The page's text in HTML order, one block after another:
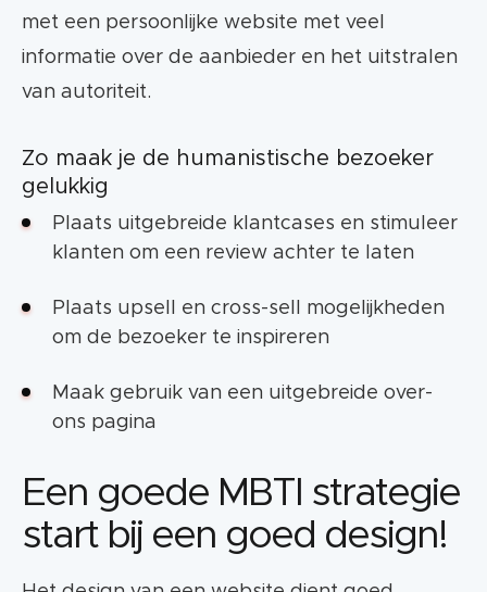
met een persoonlijke website met veel
informatie over de aanbieder en het uitstralen
van autoriteit.
Zo maak je de humanistische bezoeker
gelukkig
Plaats uitgebreide klantcases en stimuleer
klanten om een review achter te laten
Plaats upsell en cross-sell mogelijkheden
om de bezoeker te inspireren
Maak gebruik van een uitgebreide over-
ons pagina
Een goede MBTI strategie
start bij een goed design!